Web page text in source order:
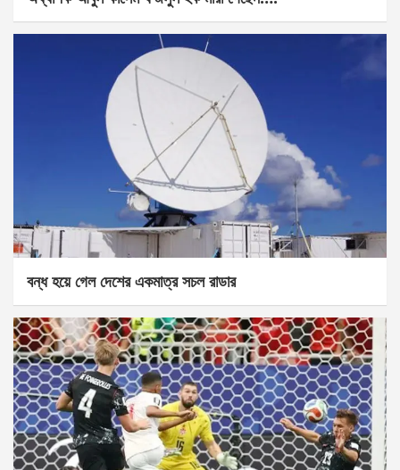
বন্ধ হয়ে গেল দেশের একমাত্র সচল রাডার